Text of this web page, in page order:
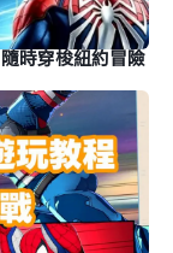
時穿梭紐約冒險